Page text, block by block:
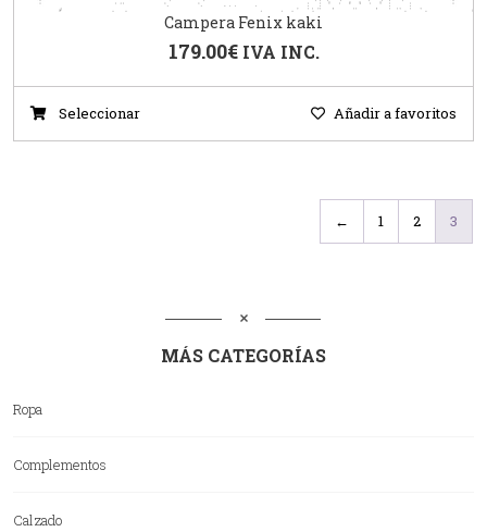
Campera Fenix kaki
179.00€ IVA INC.
Seleccionar Añadir a favoritos
← 1 2 3
MÁS CATEGORÍAS
Ropa
Complementos
Calzado